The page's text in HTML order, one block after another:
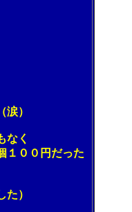
）
なく
１００円だった
）